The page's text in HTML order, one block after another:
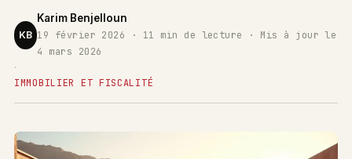
KB
Karim Benjelloun
19 février 2026 · 11 min de lecture · Mis à jour le
4 mars 2026
·
IMMOBILIER ET FISCALITÉ